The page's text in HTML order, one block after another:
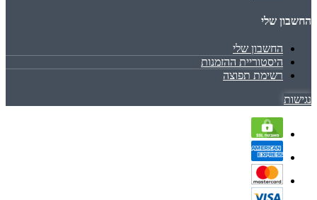
החשבון שלי
החשבון שלי
היסטוריית ההזמנות
רשימת תפוצה
נגישות